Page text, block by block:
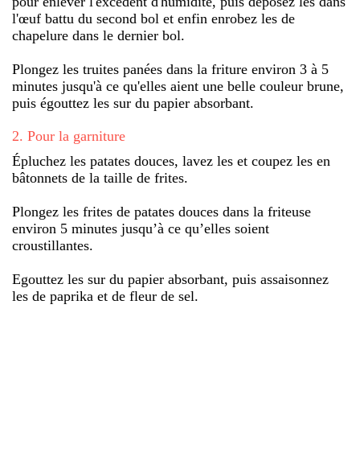
l'œuf battu du second bol et enfin enrobez les de
chapelure dans le dernier bol.
Plongez les truites panées dans la friture environ 3 à 5
minutes jusqu'à ce qu'elles aient une belle couleur brune,
puis égouttez les sur du papier absorbant.
2. Pour la garniture
Épluchez les patates douces, lavez les et coupez les en
bâtonnets de la taille de frites.
Plongez les frites de patates douces dans la friteuse
environ 5 minutes jusqu’à ce qu’elles soient
croustillantes.
Egouttez les sur du papier absorbant, puis assaisonnez
les de paprika et de fleur de sel.